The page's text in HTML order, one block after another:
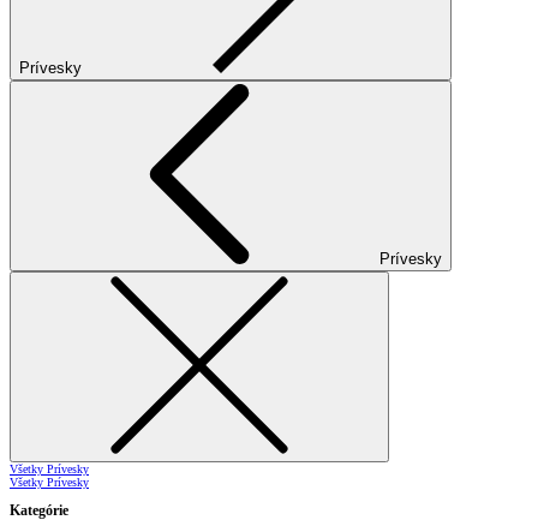
Prívesky
Prívesky
Všetky Prívesky
Všetky Prívesky
Kategórie